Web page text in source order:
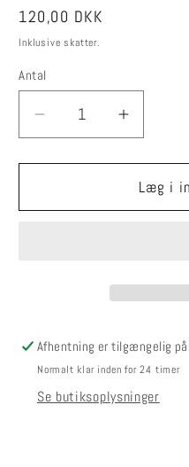
Normalpris
120,00 DKK
Inklusive skatter.
Antal
Reducer
antallet
for
Mohairstrømper
37-
Øg
antallet
for
37-
Læg i
Afhentning er tilgængelig på
Normalt klar inden for 24 timer
Se butiksoplysninger